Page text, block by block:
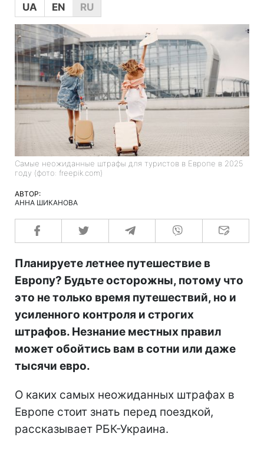
UA
EN RU
Самые неожиданные штрафы для туристов в Европе в 2025
году (фото: freepik.com)
АВТОР:
АННА ШИКАНОВА
Планируете летнее путешествие в
Европу? Будьте осторожны, потому что
это не только время путешествий, но и
усиленного контроля и строгих
штрафов. Незнание местных правил
может обойтись вам в сотни или даже
тысячи евро.
О каких самых неожиданных штрафах в
Европе стоит знать перед поездкой,
рассказывает РБК-Украина.